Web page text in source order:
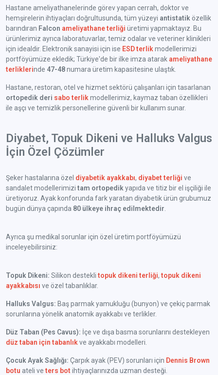
Hastane ameliyathanelerinde görev yapan cerrah, doktor ve
hemşirelerin ihtiyaçları doğrultusunda, tüm yüzeyi antistatik özellik
barındıran Falcon ameliyathane terliği üretimi yapmaktayız. Bu
ürünlerimiz ayrıca laboratuvarlar, temiz odalar ve veteriner klinikleri
için idealdir. Elektronik sanayisi için ise ESD terlik modellerimizi
portföyümüze ekledik; Türkiye'de bir ilke imza atarak ameliyathane
terliklerinde 47-48numara üretim kapasitesine ulaştık.
Hastane, restoran, otel ve hizmet sektörü çalışanları için tasarlanan
ortopedik deri sabo terlik modellerimiz, kaymaz taban özellikleri
ile aşçı ve temizlik personellerine güvenli bir kullanım sunar.
Diyabet, Topuk Dikeni ve Halluks Valgus
İçin Özel Çözümler
Şeker hastalarına özel diyabetik ayakkabı, diyabet terliği ve
sandalet modellerimizi tam ortopedik yapıda ve titiz bir el işçiliği ile
üretiyoruz. Ayak konforunda fark yaratan diyabetik ürün grubumuz
bugün dünya çapında 80 ülkeye ihraç edilmektedir
Ayrıca şu medikal sorunlar için özel üretim portföyümüzü
inceleyebilirsiniz:
Topuk Dikeni: Silikon desteklitopuk dikeni terliği,topuk dikeni
ayakkabısı ve özel tabanlıklar.
Halluks Valgus: Baş parmak yamukluğu (bunyon) ve çekiç parmak
sorunlarına yönelik anatomik ayakkabı ve terlikler.
Düz Taban (Pes Cavus): İçe ve dışa basma sorunlarını destekleyen
düz taban için tabanlık ve ayakkabı modelleri.
Çocuk Ayak Sağlığı: Çarpık ayak (PEV) sorunları için Dennis Brown
botu ateli veters bot ihtiyaçlarınızda uzman desteği.